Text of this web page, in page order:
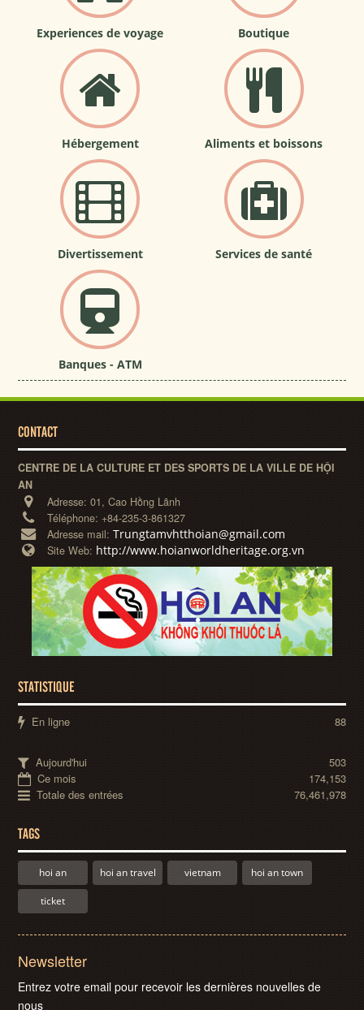
Experiences de voyage Boutique
Hébergement Aliments et boissons
Divertissement Services de santé
Banques - ATM
CONTACT
CENTRE DE LA CULTURE ET DES SPORTS DE LA VILLE DE HỘI
AN
Adresse:01, Cao Hồng Lãnh
Téléphone:+84-235-3-861327
Adresse mail:Trungtamvhtthoian@gmail.com
Site Web: http://www.hoianworldheritage.org.vn
STATISTIQUE
En ligne 88
Aujourd'hui
503
Ce mois
174,153
Totale des entrées
76,461,978
TAGS
hoi an hoi an travel vietnam hoi an town
ticket
Newsletter
Entrez votre email pour recevoir les dernières nouvelles de
nous